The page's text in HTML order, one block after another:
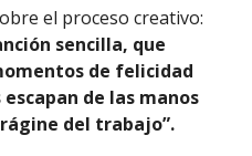
el proceso creativo:
sencilla, que
de felicidad
de las manos
del trabajo”.